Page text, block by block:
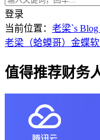
登录
当前位置： 老梁`s
老梁（蛤蟆哥） 金蝶
值得推荐财务